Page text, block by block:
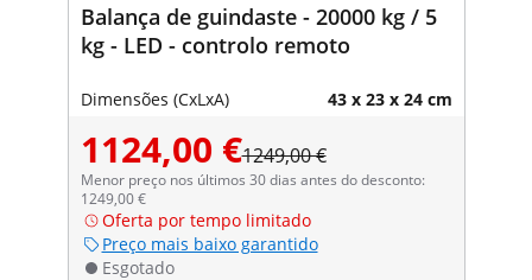
Balança de guindaste - 20000 kg / 5
kg - LED - controlo remoto
Dimensões (CxLxA) 43 x 23 x 24 cm
1124,00 €1249,00 €
Menor preço nos últimos 30 dias antes do desconto:
1249,00 €
Oferta por tempo limitado
Preço mais baixo garantido
Esgotado